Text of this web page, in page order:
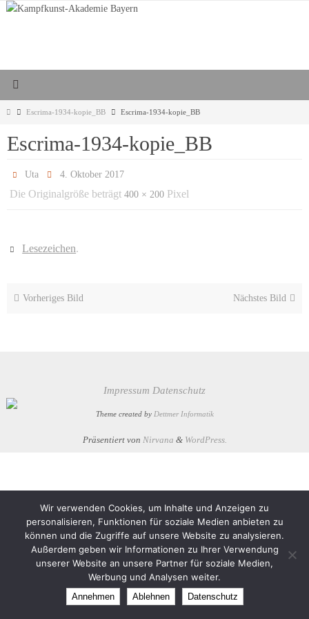
Zum
StartEscrima-1934-kopie_BB Escrima-1934-kopie_BB
Escrima-1934-kopie_BB
Uta 4. Oktober 2017
Die Originalgröße beträgt 400 × 200 Pixel
Lesezeichen.
Vorheriges Bild Nächstes Bild
Impressum Datenschutz
Theme created by Dettmer Informatik
Präsentiert von Nirvana & WordPress.
Wir verwenden Cookies, um Inhalte und Anzeigen zu
personalisieren, Funktionen für soziale Medien anbieten zu
können und die Zugriffe auf unsere Website zu analysieren.
Außerdem geben wir Informationen zu Ihrer Verwendung
unserer Website an unsere Partner für soziale Medien,
Werbung und Analysen weiter.
Annehmen Ablehnen Datenschutz